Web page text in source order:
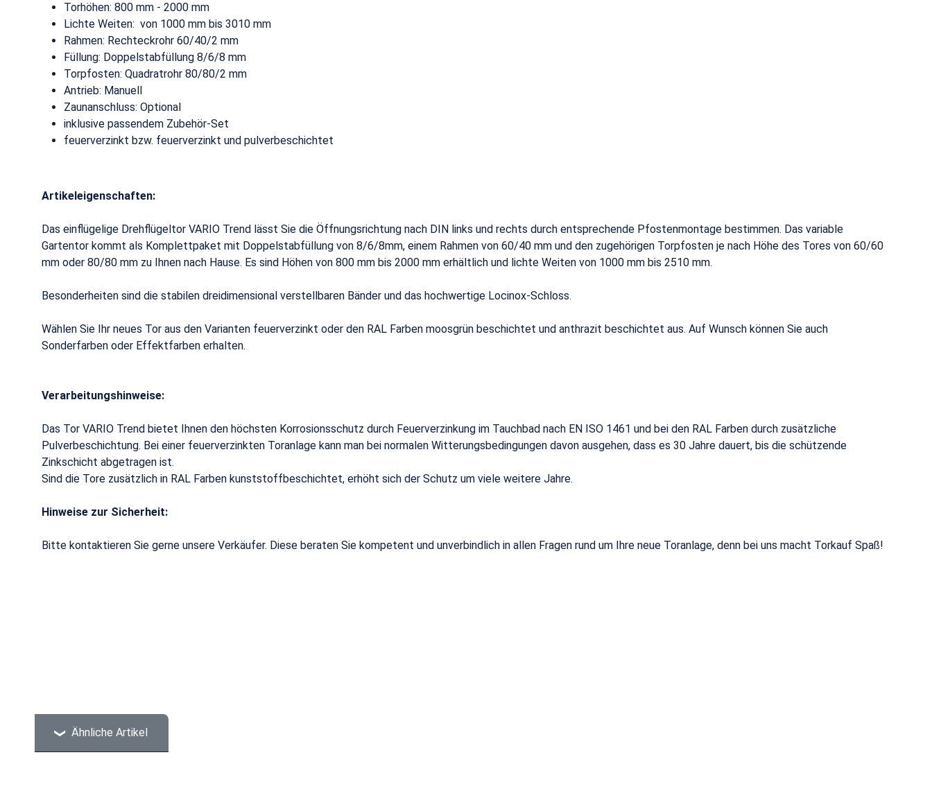
Torhöhen: 800 mm - 2000 mm
Lichte Weiten: von 1000 mm bis 3010 mm
Rahmen: Rechteckrohr 60/40/2 mm
Füllung: Doppelstabfüllung 8/6/8 mm
Torpfosten: Quadratrohr 80/80/2 mm
Antrieb: Manuell
Zaunanschluss: Optional
inklusive passendem Zubehör-Set
feuerverzinkt bzw. feuerverzinkt und pulverbeschichtet
Artikeleigenschaften:
Das einflügelige Drehflügeltor VARIO Trend lässt Sie die Öffnungsrichtung nach DIN links und rechts durch entsprechende Pfostenmontage bestimmen. Das variable
Gartentor kommt als Komplettpaket mit Doppelstabfüllung von 8/6/8mm, einem Rahmen von 60/40 mm und den zugehörigen Torpfosten je nach Höhe des Tores von 60/60
mm oder 80/80 mm zu Ihnen nach Hause. Es sind Höhen von 800 mm bis 2000 mm erhältlich und lichte Weiten von 1000 mm bis 2510 mm.
Besonderheiten sind die stabilen dreidimensional verstellbaren Bänder und das hochwertige Locinox-Schloss.
Wählen Sie Ihr neues Tor aus den Varianten feuerverzinkt oder den RAL Farben moosgrün beschichtet und anthrazit beschichtet aus. Auf Wunsch können Sie auch
Sonderfarben oder Effektfarben erhalten.
Verarbeitungshinweise:
Das Tor VARIO Trend bietet Ihnen den höchsten Korrosionsschutz durch Feuerverzinkung im Tauchbad nach EN ISO 1461 und bei den RAL Farben durch zusätzliche
Pulverbeschichtung. Bei einer feuerverzinkten Toranlage kann man bei normalen Witterungsbedingungen davon ausgehen, dass es 30 Jahre dauert, bis die schützende
Zinkschicht abgetragen ist.
Sind die Tore zusätzlich in RAL Farben kunststoffbeschichtet, erhöht sich der Schutz um viele weitere Jahre.
Hinweise zur Sicherheit:
Bitte kontaktieren Sie gerne unsere Verkäufer. Diese beraten Sie kompetent und unverbindlich in allen Fragen rund um Ihre neue Toranlage, denn bei uns macht Torkauf Spaß!
Ähnliche Artikel